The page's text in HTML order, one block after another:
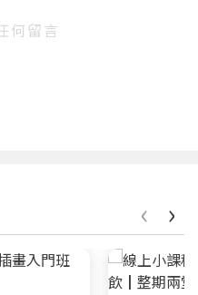
何留言
‹ ›